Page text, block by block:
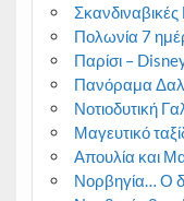
Πολωνία 7
Παρίσι –
Πανόραμα
Νοτιοδυτική
Μαγευτικό
Απουλία και
Νορβηγία… Ο